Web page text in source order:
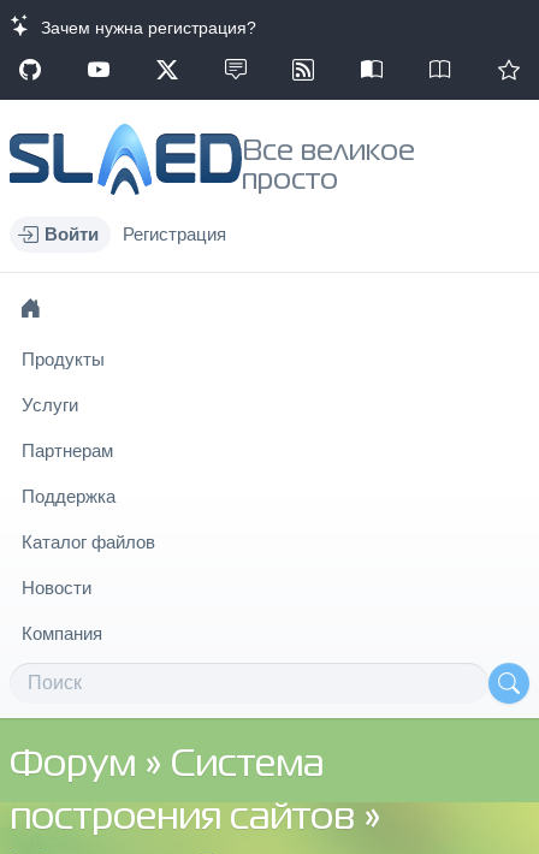
Зачем нужна регистрация?
Все великое
просто
Войти Регистрация
Продукты
Услуги
Партнерам
Поддержка
Каталог файлов
Новости
Компания
Форум » Система
построения сайтов »